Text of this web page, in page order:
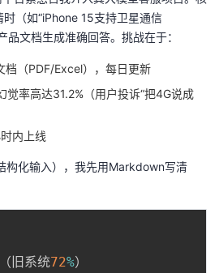
（如“iPhone 15支持卫星通信
品文档生成准确回答。挑战在于：
档（PDF/Excel），每日更新
觉率高达31.2%（用户投诉“把4G说成
内上线
构化输入），我先用Markdown写清
（旧系统72%